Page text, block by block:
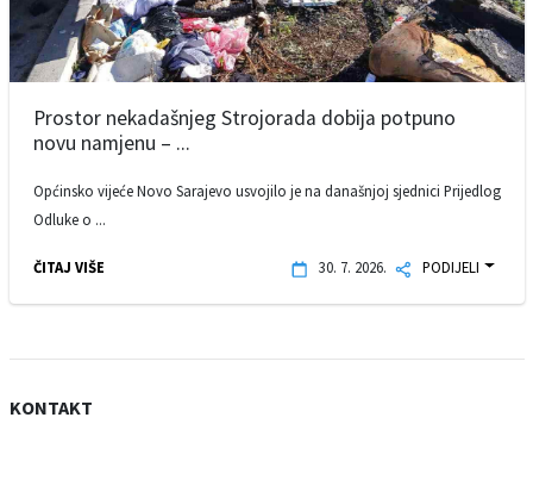
Prostor nekadašnjeg Strojorada dobija potpuno
novu namjenu – ...
Općinsko vijeće Novo Sarajevo usvojilo je na današnjoj sjednici Prijedlog
Odluke o ...
ČITAJ VIŠE 30. 7. 2026. PODIJELI
KONTAKT